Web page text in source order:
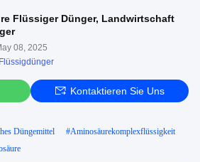
Flüssiger Dünger, Landwirtschaft
08, 2025
Kontaktieren Sie Uns
Düngemittel #Aminosäurekomplexflüssigkeit